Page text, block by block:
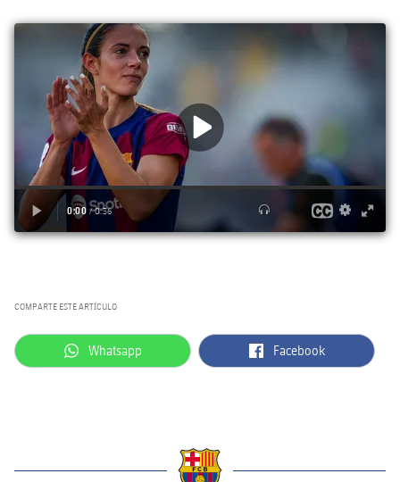
COMPARTE ESTE ARTÍCULO
label.aria.whatsapp
Whatsapp label.aria.facebook
Facebook